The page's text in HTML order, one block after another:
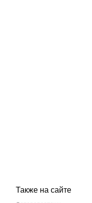
Также на сайте